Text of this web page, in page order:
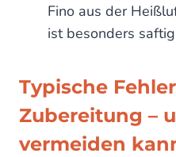
Fino aus der
ist besonders
Typische
Zubereitung –
vermeiden